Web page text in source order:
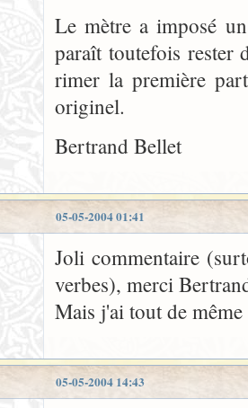
Le mètre a imposé
paraît toutefois rester
rimer la première
originel.
Bertrand Bellet
05-05-2004 01:41
Joli commentaire
verbes), merci
Mais j'ai tout de
05-05-2004 14:43